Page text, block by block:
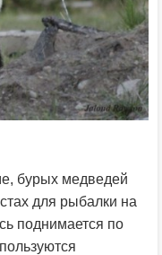
бурых медведей
для рыбалки на
поднимается по